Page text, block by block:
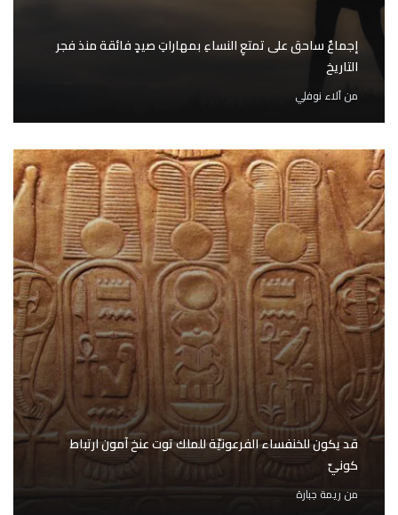
إجماعٌ ساحق على تمتعِ النساءِ بمهاراتِ صيدٍ فائقة منذ فجر
التاريخ
منآلاء نوفلي
قد يكون للخنفساء الفرعونيّة للملك توت عنخ آمون ارتباط
كونيّ
من ريمة جبارة